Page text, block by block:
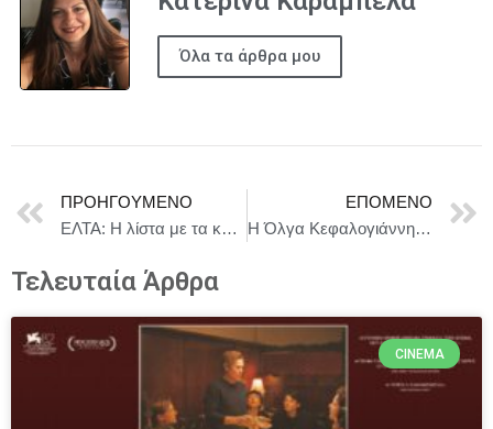
Όλα τα άρθρα μου
ΠΡΟΗΓΟΎΜΕΝΟ
ΕΛΤΑ: Η λίστα με τα καταστήματα που κλείνουν τη Δευτέρα
ΕΠΌΜΕΝΟ
Η Όλγα Κεφαλογιάννη στο 66ο Διεθνές Φεστιβάλ Κινηματογράφου Θεσσαλονίκης
Τελευταία Άρθρα
CINEMA